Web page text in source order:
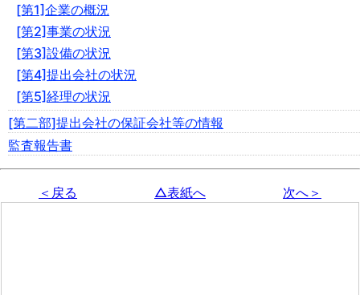
[第1]企業の概況
[第2]事業の状況
[第3]設備の状況
[第4]提出会社の状況
[第5]経理の状況
[第二部]提出会社の保証会社等の情報
監査報告書
＜戻る △表紙へ 次へ＞